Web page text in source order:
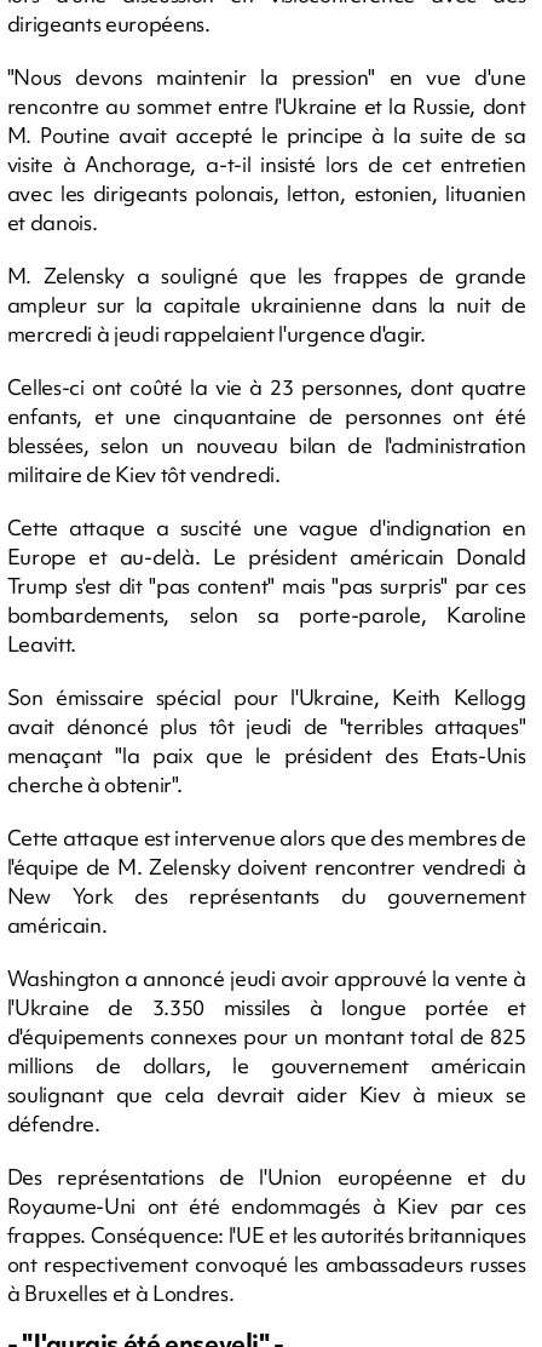
dirigeants européens.
"Nous devons maintenir la pression" en vue d'une
rencontre au sommet entre l'Ukraine et la Russie, dont
M. Poutine avait accepté le principe à la suite de sa
visite à Anchorage, a-t-il insisté lors de cet entretien
avec les dirigeants polonais, letton, estonien, lituanien
et danois.
M. Zelensky a souligné que les frappes de grande
ampleur sur la capitale ukrainienne dans la nuit de
mercredi à jeudi rappelaient l'urgence d'agir.
Celles-ci ont coûté la vie à 23 personnes, dont quatre
enfants, et une cinquantaine de personnes ont été
blessées, selon un nouveau bilan de l'administration
militaire de Kiev tôt vendredi.
Cette attaque a suscité une vague d'indignation en
Europe et au-delà. Le président américain Donald
Trump s'est dit "pas content" mais "pas surpris" par ces
bombardements, selon sa porte-parole, Karoline
Leavitt.
Son émissaire spécial pour l'Ukraine, Keith Kellogg
avait dénoncé plus tôt jeudi de "terribles attaques"
menaçant "la paix que le président des Etats-Unis
cherche à obtenir".
Cette attaque est intervenue alors que des membres de
l'équipe de M. Zelensky doivent rencontrer vendredi à
New York des représentants du gouvernement
américain.
Washington a annoncé jeudi avoir approuvé la vente à
l'Ukraine de 3.350 missiles à longue portée et
d'équipements connexes pour un montant total de 825
millions de dollars, le gouvernement américain
soulignant que cela devrait aider Kiev à mieux se
défendre.
Des représentations de l'Union européenne et du
Royaume-Uni ont été endommagés à Kiev par ces
frappes. Conséquence: l'UE et les autorités britanniques
ont respectivement convoqué les ambassadeurs russes
à Bruxelles et à Londres.